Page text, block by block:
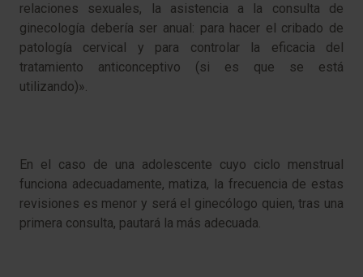
relaciones sexuales, la asistencia a la consulta de
ginecología debería ser anual: para hacer el cribado de
patología cervical y para controlar la eficacia del
tratamiento anticonceptivo (si es que se está
utilizando)».
En el caso de una adolescente cuyo ciclo menstrual
funciona adecuadamente, matiza, la frecuencia de estas
revisiones es menor y será el ginecólogo quien, tras una
primera consulta, pautará la más adecuada.